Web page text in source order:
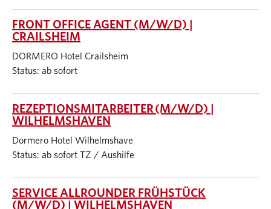
FRONT OFFICE AGENT (M/W/D) |
CRAILSHEIM
DORMERO Hotel Crailsheim
Status: ab sofort
REZEPTIONSMITARBEITER (M/W/D) |
WILHELMSHAVEN
Dormero Hotel Wilhelmshave
Status: ab sofort TZ / Aushilfe
SERVICE ALLROUNDER FRÜHSTÜCK
(M/W/D) | WILHELMSHAVEN